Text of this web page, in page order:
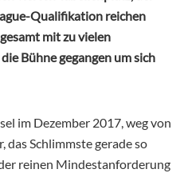
Qualifikation reichen
mit zu vielen
Bühne gegangen um sich
im Dezember 2017, weg von
das Schlimmste gerade so
reinen Mindestanforderung